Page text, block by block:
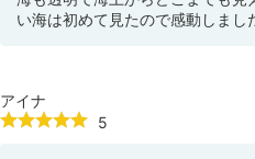
い海は初めて見たので感動しまし
アイナ
5